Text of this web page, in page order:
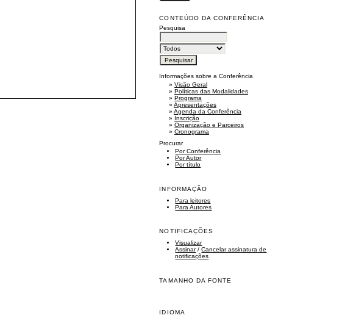
CONTEÚDO DA CONFERÊNCIA
Pesquisa
Informações sobre a Conferência
»Visão Geral
»Políticas das Modalidades
»Programa
»Apresentações
»Agenda da Conferência
» Inscrição
»Organização e Parceiros
»Cronograma
Procurar
Por Conferência
Por Autor
Por título
INFORMAÇÃO
Para leitores
Para Autores
NOTIFICAÇÕES
Visualizar
Assinar/Cancelar assinatura de
notificações
TAMANHO DA FONTE
IDIOMA